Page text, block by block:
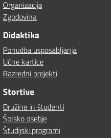
Organizacija
Zgodovina
Didaktika
Ponudba usposabljanja
Učne kartice
Razredni projekti
Stortive
Družine in študenti
Šolsko osebje
Študijski programi